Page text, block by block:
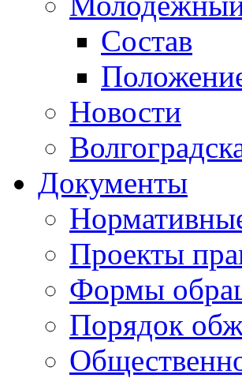
Состав
Новости
Документы
Проекты
Формы
Порядок